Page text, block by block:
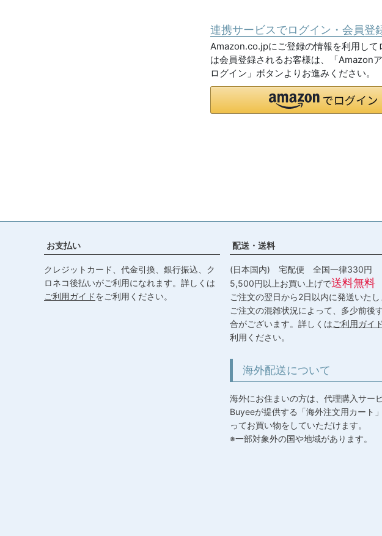
連携サービスでログイン・会員登
Amazon.co.jpにご登録の情報を利用して
は会員登録されるお客様は、「Amazon
ログイン」ボタンよりお進みください。
お支払い
クレジットカード、代金引換、銀行振込、ク
ロネコ後払いがご利用になれます。詳しくは
ご利用ガイドをご利用ください。
配送・送料
(日本国内) 宅配便 全国一律330円
5,500円以上お買い上げで送料無料
ご注文の翌日から2日以内に発送いたし
ご注文の混雑状況によって、多少前後
合がございます。詳しくはご利用ガイド
利用ください。
海外配送について
海外にお住まいの方は、代理購入サー
Buyeeが提供する「海外注文用カート
ってお買い物をしていただけます。
※一部対象外の国や地域があります。